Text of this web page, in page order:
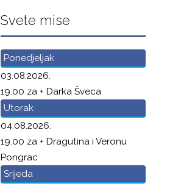
Svete mise
Ponedjeljak
03.08.2026.
19.00 za + Darka Šveca
Utorak
04.08.2026.
19.00 za + Dragutina i Veronu
Pongrac
Srijeda